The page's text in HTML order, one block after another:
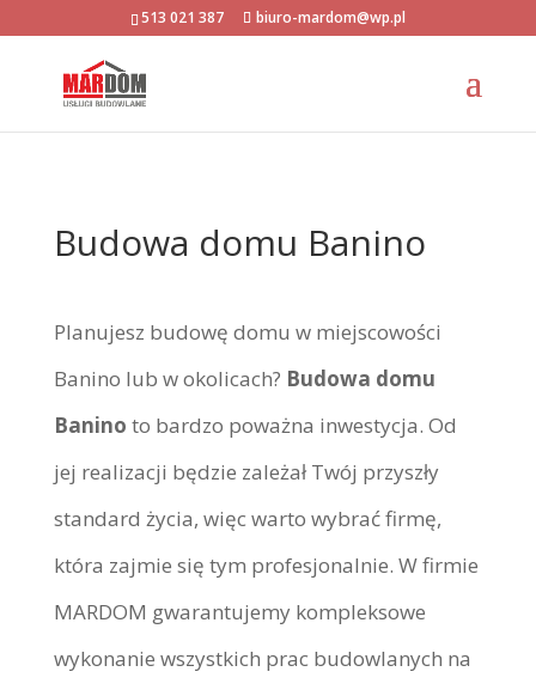
513 021 387 biuro-mardom@wp.pl
Budowa domu Banino
Planujesz budowę domu w miejscowości
Banino lub w okolicach? Budowa domu
Banino to bardzo poważna inwestycja. Od
jej realizacji będzie zależał Twój przyszły
standard życia, więc warto wybrać firmę,
która zajmie się tym profesjonalnie. W firmie
MARDOM gwarantujemy kompleksowe
wykonanie wszystkich prac budowlanych na